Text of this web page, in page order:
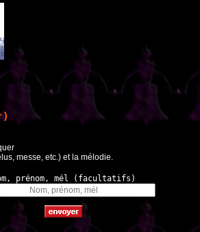
)
messe, etc.) et la mélodie.
prénom, mél (facultatifs)